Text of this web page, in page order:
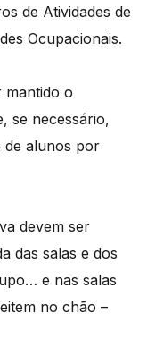
de Atividades de
Ocupacionais.
mantido o
se necessário,
alunos por
devem ser
das salas e dos
e nas salas
no chão –